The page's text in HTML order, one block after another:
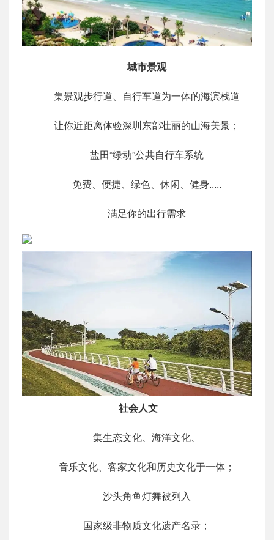
城市景观
集景观步行道、自行车道为一体的海滨栈道
让你近距离体验深圳东部壮丽的山海美景；
盐田“绿动”公共自行车系统
免费、便捷、绿色、休闲、健身.....
满足你的出行需求
社会人文
集生态文化、海洋文化、
音乐文化、客家文化和历史文化于一体；
沙头角鱼灯舞被列入
国家级非物质文化遗产名录；